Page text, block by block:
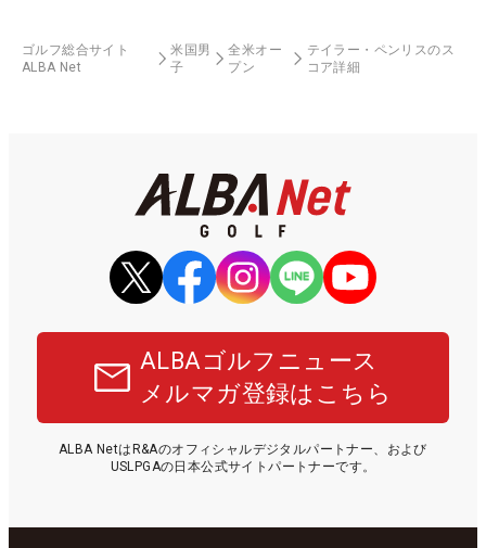
ゴルフ総合サイト
ALBA Net
米国男
子
全米オー
プン
テイラー・ペンリスのス
コア詳細
ALBAゴルフニュース
メルマガ登録はこちら
ALBA NetはR&Aのオフィシャルデジタルパートナー、および
USLPGAの日本公式サイトパートナーです。